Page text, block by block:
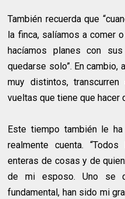
También recuerda que
la finca, salíamos a comer
hacíamos planes con
quedarse solo”. En
muy distintos,
vueltas que tiene que hacer
Este tiempo también le
realmente cuenta.
enteras de cosas y de
de mi esposo. Uno se
fundamental, han sido mi